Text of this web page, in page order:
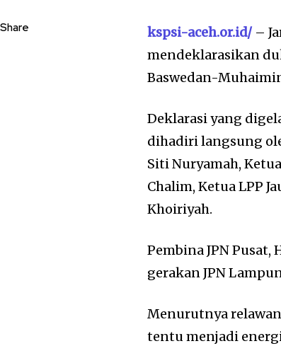
Share kspsi-aceh.or.id/–
mendeklarasikan
Baswedan-
Deklarasi yang
dihadiri langsung
Siti Nuryamah,
Chalim, Ketua LPP
Khoiriyah.
Pembina JPN
gerakan JPN
Menurutnya
tentu menjadi